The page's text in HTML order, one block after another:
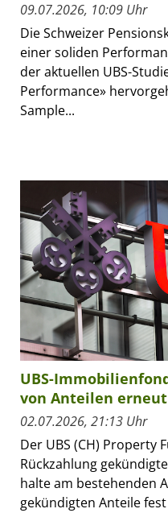
09.07.2026, 10:09 Uhr
Die Schweizer
einer soliden
der aktuellen UBS-
Performance»
Sample...
UBS-
von Anteilen
02.07.2026, 21:13 Uhr
Der UBS (CH) Property
Rückzahlung
halte am bestehenden
gekündigten Anteile